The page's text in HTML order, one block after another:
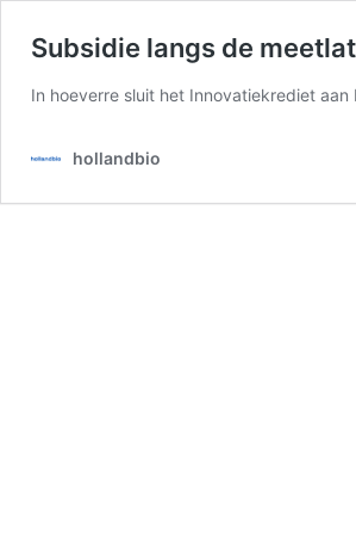
Subsidie langs de
In hoeverre sluit het Innovatiekrediet
hollandbio